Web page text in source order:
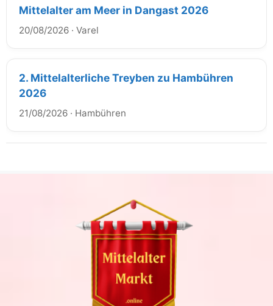
Mittelalter am Meer in Dangast 2026
20/08/2026 · Varel
2. Mittelalterliche Treyben zu Hambühren
2026
21/08/2026 · Hambühren